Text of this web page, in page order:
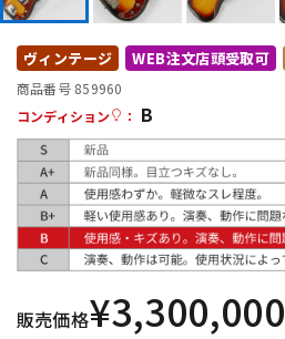
配信/ライブ機器
中古
ヴィンテージ WEB注文店頭受取可
商品番号 859960
コンディション
： B
販売価格¥3,300,000